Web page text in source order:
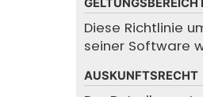
Diese Richtlinie
seiner Software
AUSKUNFTSRECHT